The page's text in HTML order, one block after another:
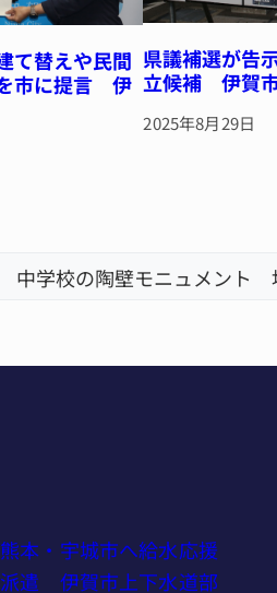
て替えや民間
市に提言 伊
県議補選が告
立候補 伊賀
2025年8月29日
中学校の陶壁モニュメント
熊本・宇城市へ給水応援
派遣 伊賀市上下水道部